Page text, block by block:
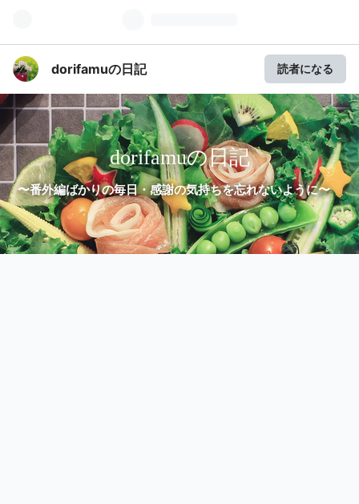
dorifamuの日記 読者になる
dorifamuの日記
〜番外編ばかりの毎日・感謝の気持ちを忘れないように〜